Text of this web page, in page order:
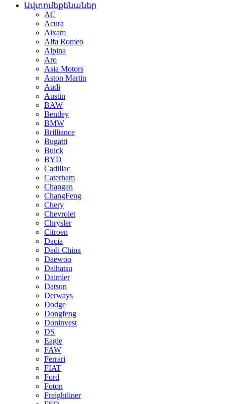
Ավտոմեքենաներ
AC
Acura
Aixam
Alfa Romeo
Alpina
Aro
Asia Motors
Aston Martin
Audi
Austin
BAW
Bentley
BMW
Brilliance
Bugatti
Buick
BYD
Cadillac
Caterham
Changan
ChangFeng
Chery
Chevrolet
Chrysler
Citroen
Dacia
Dadi China
Daewoo
Daihatsu
Daimler
Datsun
Derways
Dodge
Dongfeng
Doninvest
DS
Eagle
FAW
Ferrari
FIAT
Ford
Foton
Freightliner